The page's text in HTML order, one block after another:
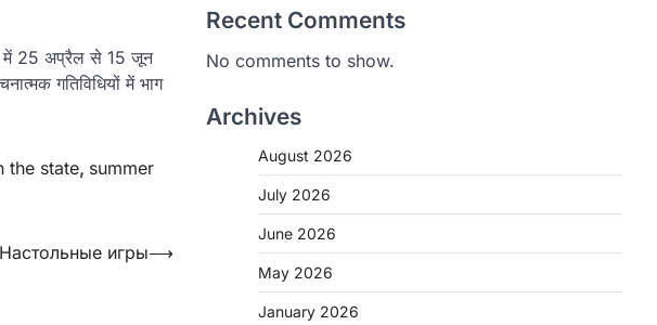
में 25 अप्रैल से 15 जून
गतिविधियों में भाग
the state, summer
Настольные игры⟶
Recent Comments
No comments to show.
Archives
August 2026
July 2026
June 2026
May 2026
January 2026
CHHATTISGARH
निःशुल्क दी जाएगी एल्बेंडाजोल